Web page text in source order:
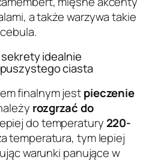
a także warzywa takie
idealnie
ciasta
finalnym jestpieczenie
rozgrzać do
do temperatury 220-
temperatura, tym lepiej
warunki panujące w